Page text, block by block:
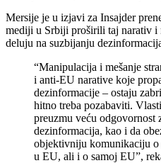
Mersije je u izjavi za Insajder
mediji u Srbiji proširili taj narativ i
deluju na suzbijanju
“Manipulacija i mešanje
i anti-EU narative koje
dezinformacije – ostaju
hitno treba pozabaviti.
preuzmu veću odgovornost
dezinformacija, kao i da
objektivniju komunikaciju o
u EU, ali i o samoj EU”,